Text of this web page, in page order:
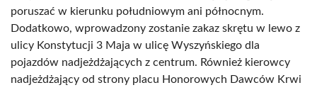
poruszać w kierunku południowym ani północnym.
Dodatkowo, wprowadzony zostanie zakaz skrętu w lewo z
ulicy Konstytucji 3 Maja w ulicę Wyszyńskiego dla
pojazdów nadjeżdżających z centrum. Również kierowcy
nadjeżdżający od strony placu Honorowych Dawców Krwi